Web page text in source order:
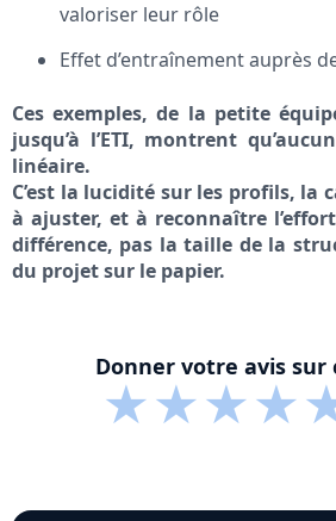
valoriser leur rôle
Effet d’entraînement auprès
Ces exemples, de la petite
jusqu’à l’ETI, montrent
linéaire.
C’est la lucidité sur les profils, la
à ajuster, et à reconnaître
différence, pas la taille de la
du projet sur le papier.
Donner votre avis sur
★★★★